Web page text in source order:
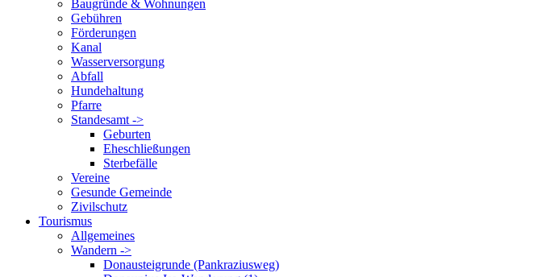
Baugründe & Wohnungen
Gebühren
Förderungen
Kanal
Wasserversorgung
Abfall
Hundehaltung
Pfarre
Standesamt ->
Geburten
Eheschließungen
Sterbefälle
Vereine
Gesunde Gemeinde
Zivilschutz
Tourismus
Allgemeines
Wandern ->
Donausteigrunde (Pankraziusweg)